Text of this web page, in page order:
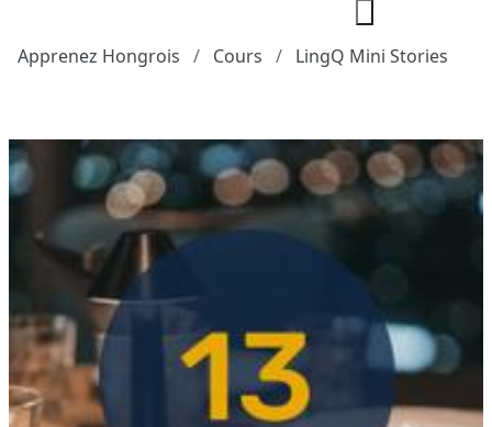
Apprenez Hongrois Cours LingQ Mini Stories